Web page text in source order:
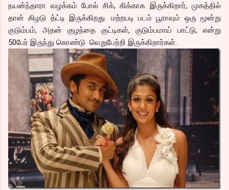
நயன்ந்தாரா வழக்கம் போல் சிக், கிக்காக இருக்கிறார், முகத்தில்
தான் கிழடு த்ட்டி இருக்கிறது. மற்றபடி படம் பூராவும் ஒரு மூன்று
குடும்பம், அதன் குழந்தை குட்டிகள், குடும்பமாய் பாட்டு, என்று
50பேர் இருந்து கொண்டு வெறுபேற்றி இருக்கிறார்கள்.